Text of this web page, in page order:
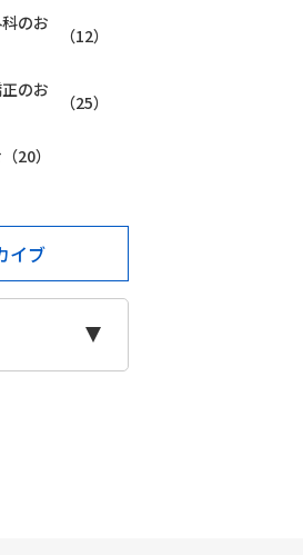
のお
（12）
のお
（25）
（20）
イブ